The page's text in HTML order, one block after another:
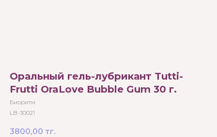
Оральный гель-лубрикант Tutti-
Frutti OraLove Bubble Gum 30 г.
Биоритм
LB-30021
3800,00 тг.